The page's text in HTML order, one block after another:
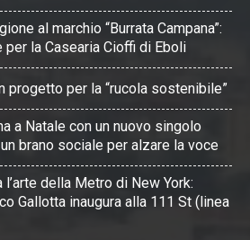
al marchio “Burrata Campana”:
la Casearia Cioffi di Eboli
progetto per la “rucola sostenibile”
a Natale con un nuovo singolo
brano sociale per alzare la voce
della Metro di New York:
Gallotta inaugura alla 111 St (linea